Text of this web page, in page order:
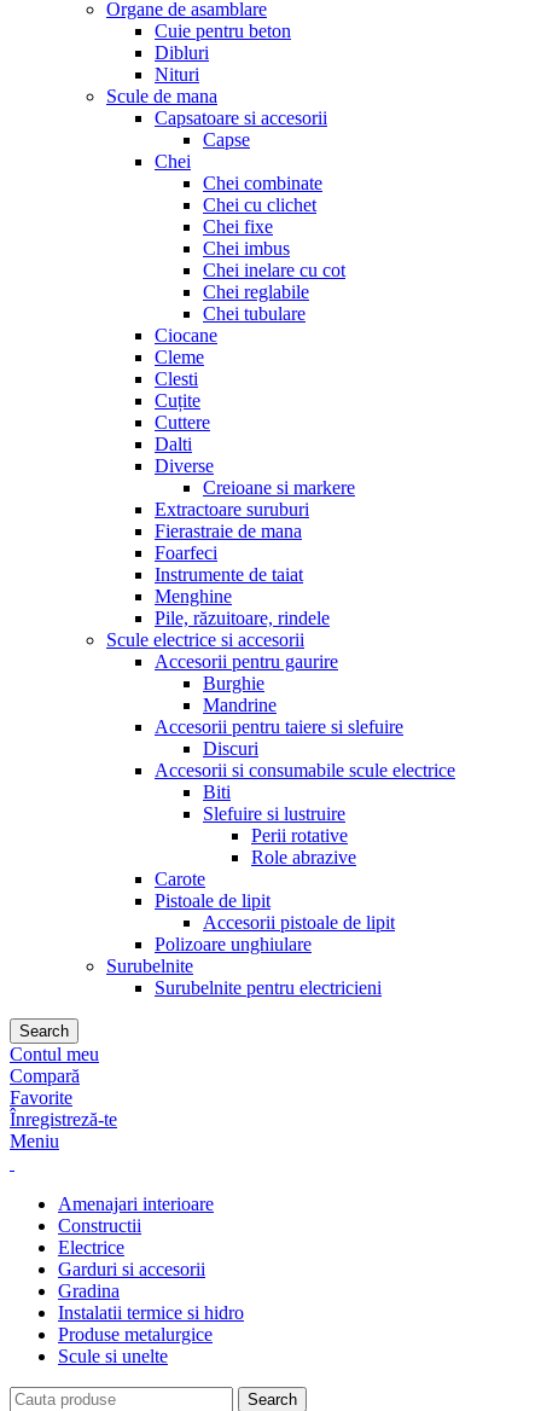
Organe de asamblare
Cuie pentru beton
Dibluri
Nituri
Scule de mana
Capsatoare si accesorii
Capse
Chei
Chei combinate
Chei cu clichet
Chei fixe
Chei imbus
Chei inelare cu cot
Chei reglabile
Chei tubulare
Ciocane
Cleme
Clesti
Cuțite
Cuttere
Dalti
Diverse
Creioane si markere
Extractoare suruburi
Fierastraie de mana
Foarfeci
Instrumente de taiat
Menghine
Pile, răzuitoare, rindele
Scule electrice si accesorii
Accesorii pentru gaurire
Burghie
Mandrine
Accesorii pentru taiere si slefuire
Discuri
Accesorii si consumabile scule electrice
Biti
Slefuire si lustruire
Perii rotative
Role abrazive
Carote
Pistoale de lipit
Accesorii pistoale de lipit
Polizoare unghiulare
Surubelnite
Surubelnite pentru electricieni
Search
Contul meu
Compară
Favorite
Înregistreză-te
Meniu
Amenajari interioare
Constructii
Electrice
Garduri si accesorii
Gradina
Instalatii termice si hidro
Produse metalurgice
Scule si unelte
Search